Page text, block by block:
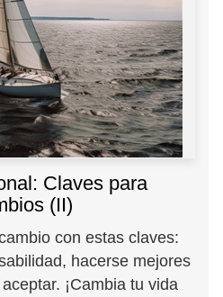
Claves para
(II)
con estas claves:
hacerse mejores
¡Cambia tu vida